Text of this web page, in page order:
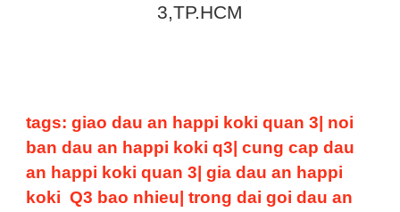
3,TP.HCM
tags: giao dau an happi koki quan 3| noi
ban dau an happi koki q3| cung cap dau
an happi koki quan 3| gia dau an happi
koki Q3 bao nhieu| trong dai goi dau an